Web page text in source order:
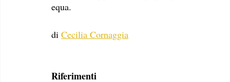
equa.
di Cecilia Cornaggia
Riferimenti